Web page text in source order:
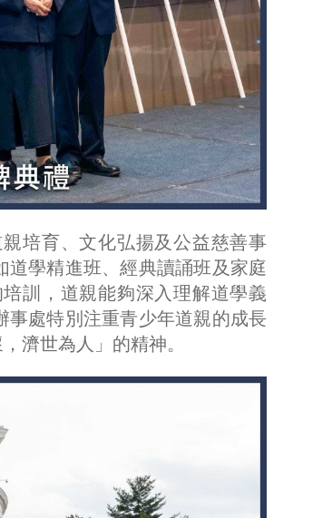
培育、文化弘揚及公益慈善事
學精進班、經典讀誦班及家庭
訓，道親能夠深入理解道學義
事處特別注重青少年道親的成長
濟世為人」的精神。